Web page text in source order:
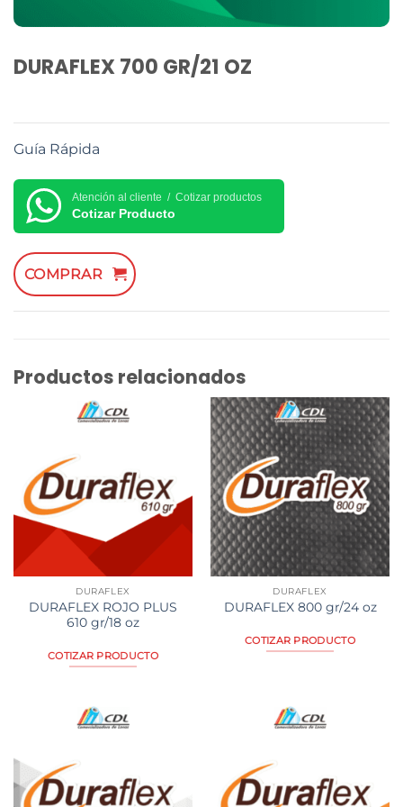
DURAFLEX 700 GR/21 OZ
Guía Rápida
Atención al cliente / Cotizar productos
Cotizar Producto
COMPRAR
Productos relacionados
DURAFLEX
DURAFLEX ROJO PLUS
610 gr/18 oz
COTIZAR PRODUCTO
DURAFLEX
DURAFLEX 800 gr/24 oz
COTIZAR PRODUCTO